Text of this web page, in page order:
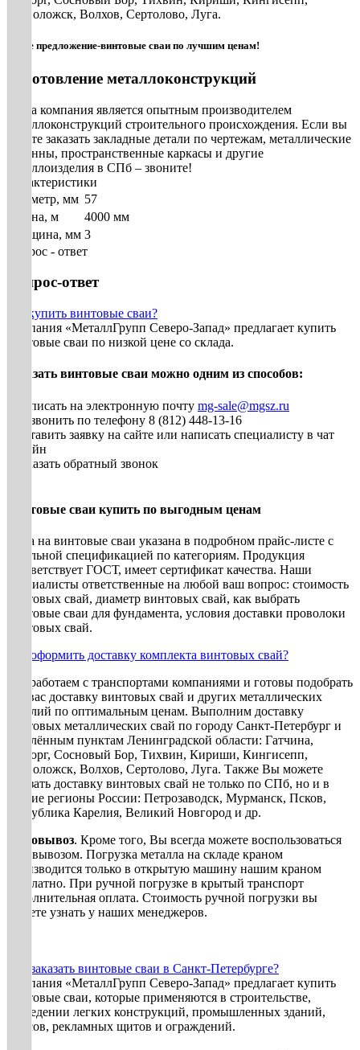
Всеволожск, Волхов, Сертолово, Луга.
Наше предложение-винтовые сваи по лучшим ценам!
Изготовление металлоконструкций
Наша компания является опытным производителем
металлоконструкций строительного происхождения. Если вы
хотите заказать закладные детали по чертежам, металлические
колонны, пространственные каркасы и другие
металлоизделия в СПб – звоните!
Характеристики
Диаметр, мм 57
Длина, м
4000 мм
Толщина, мм 3
Вопрос - ответ
Вопрос-ответ
Где купить винтовые сваи?
Компания «МеталлГрупп Северо-Запад» предлагает купить
винтовые сваи по низкой цене со склада.
Заказать винтовые сваи можно одним из способов:
• Написать на электронную почту mg-sale@mgsz.ru
• Позвонить по телефону 8 (812) 448-13-16
• Оставить заявку на сайте или написать специалисту в чат
онлайн
• Заказать обратный звонок
Винтовые сваи купить по выгодным ценам
Цена на винтовые сваи указана в подробном прайс-листе с
детальной спецификацией по категориям. Продукция
соответствует ГОСТ, имеет сертификат качества. Наши
специалисты ответственные на любой ваш вопрос: стоимость
винтовых свай, диаметр винтовых свай, как выбрать
винтовые сваи для фундамента, условия доставки проволоки
винтовых свай.
Как оформить доставку комплекта винтовых свай?
Мы работаем с транспортами компаниями и готовы подобрать
для вас доставку винтовых свай и других металлических
изделий по оптимальным ценам. Выполним доставку
винтовых металлических свай по городу Санкт-Петербург и
населённым пунктам Ленинградской области: Гатчина,
Выборг, Сосновый Бор, Тихвин, Кириши, Кингисепп,
Всеволожск, Волхов, Сертолово, Луга. Также Вы можете
заказать доставку винтовых свай не только по СПб, но и в
другие регионы России: Петрозаводск, Мурманск, Псков,
республика Карелия, Великий Новгород и др.
Самовывоз. Кроме того, Вы всегда можете воспользоваться
самовывозом. Погрузка металла на складе краном
производится только в открытую машину нашим краном
бесплатно. При ручной погрузке в крытый транспорт
дополнительная оплата. Стоимость ручной погрузки вы
можете узнать у наших менеджеров.
Как заказать винтовые сваи в Санкт-Петербурге?
Компания «МеталлГрупп Северо-Запад» предлагает купить
винтовые сваи, которые применяются в строительстве,
возведении легких конструкций, промышленных зданий,
пирсов, рекламных щитов и ограждений.